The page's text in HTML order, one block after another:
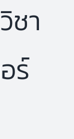
ชา
ร์